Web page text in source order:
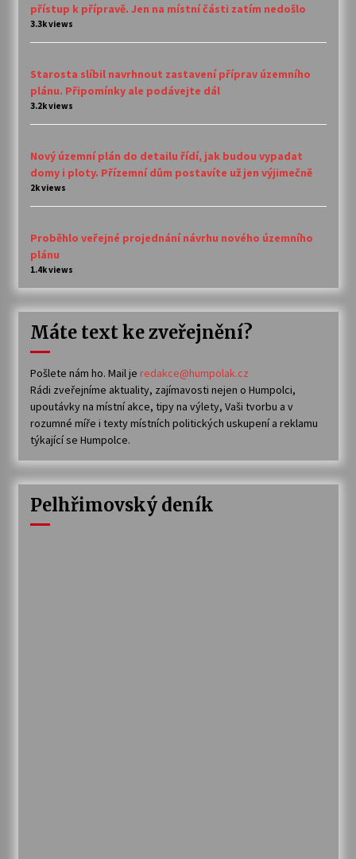
přístup k přípravě. Jen na místní části zatím nedošlo
3.3k views
Starosta slíbil navrhnout zastavení příprav územního
plánu. Připomínky ale podávejte dál
3.2k views
Nový územní plán do detailu řídí, jak budou vypadat
domy i ploty. Přízemní dům postavíte už jen výjimečně
2k views
Proběhlo veřejné projednání návrhu nového územního
plánu
1.4k views
Máte text ke zveřejnění?
Pošlete nám ho. Mail je redakce@humpolak.cz
Rádi zveřejníme aktuality, zajímavosti nejen o Humpolci,
upoutávky na místní akce, tipy na výlety, Vaši tvorbu a v
rozumné míře i texty místních politických uskupení a reklamu
týkající se Humpolce.
Pelhřimovský deník